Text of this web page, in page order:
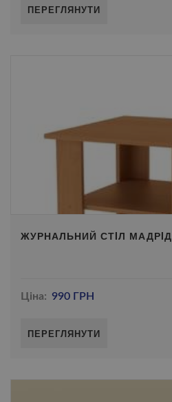
ПЕРЕГЛЯНУТИ
ЖУРНАЛЬНИЙ СТIЛ МАДРIД
Ціна: 990 ГРН
ПЕРЕГЛЯНУТИ